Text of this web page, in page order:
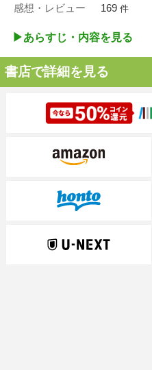
感想・レビュー 169 件
▶︎あらすじ・内容を見る
書店で詳細を見る